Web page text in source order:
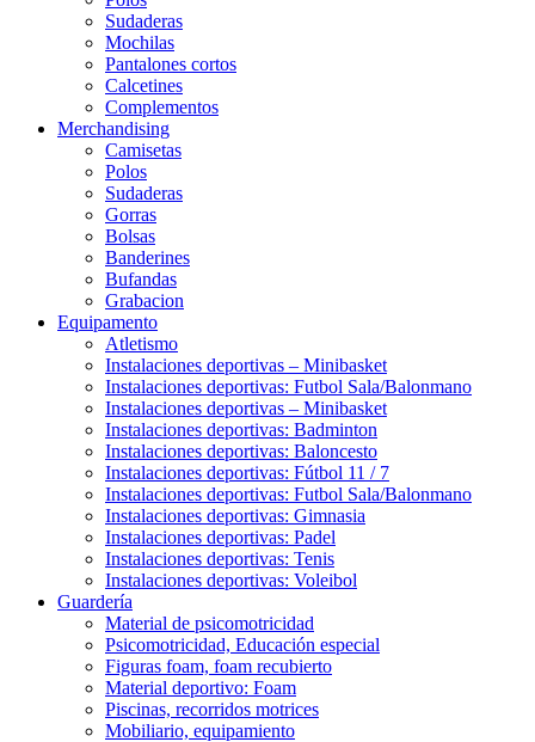
Sudaderas
Mochilas
Pantalones cortos
Calcetines
Complementos
Merchandising
Camisetas
Polos
Sudaderas
Gorras
Bolsas
Banderines
Bufandas
Grabacion
Equipamento
Atletismo
Instalaciones deportivas – Minibasket
Instalaciones deportivas: Futbol Sala/Balonmano
Instalaciones deportivas – Minibasket
Instalaciones deportivas: Badminton
Instalaciones deportivas: Baloncesto
Instalaciones deportivas: Fútbol 11 / 7
Instalaciones deportivas: Futbol Sala/Balonmano
Instalaciones deportivas: Gimnasia
Instalaciones deportivas: Padel
Instalaciones deportivas: Tenis
Instalaciones deportivas: Voleibol
Guardería
Material de psicomotricidad
Psicomotricidad, Educación especial
Figuras foam, foam recubierto
Material deportivo: Foam
Piscinas, recorridos motrices
Mobiliario, equipamiento